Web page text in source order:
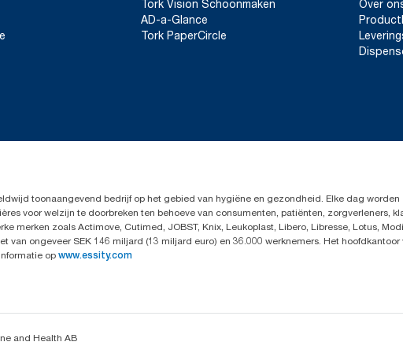
vullingen. Omdat deze gegevens een
gebruik in CO₂-rapportage voor specifieke
Vermindert de schoonmaaktijd
Panel test conducted by Swerea
Tork Vision Schoonmaken
AD-a-Glance
Tork PaperCircle
Over
toonaangevend bedrijf op het gebied van hygiëne en gezondheid. Elke dag
voor welzijn te doorbreken ten behoeve van consumenten, patiënten, zorgverleners,
merken zoals Actimove, Cutimed, JOBST, Knix, Leukoplast, Libero, Libresse, Lotus,
van ongeveer SEK 146 miljard (13 miljard euro) en 36.000 werknemers. Het
op www.essity.com
and Health AB